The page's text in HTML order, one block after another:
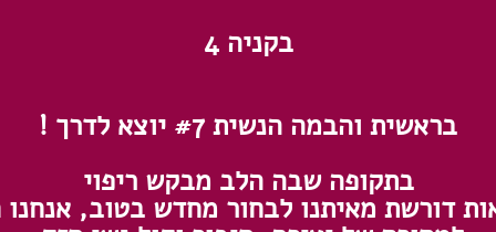
בקניה 4
בראשית והבמה הנשית #7 יוצא לדרך !
בתקופה שבה הלב מבקש ריפוי
דורשת מאיתנו לבחור מחדש בטוב, אנחנו